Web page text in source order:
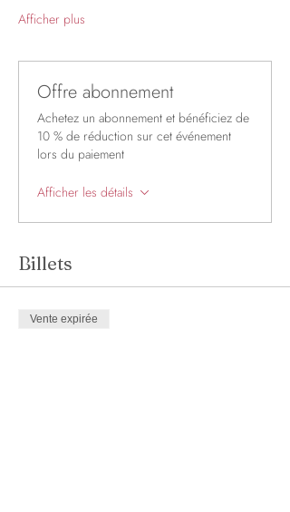
Afficher plus
Offre abonnement
Achetez un abonnement et bénéficiez de
10 % de réduction sur cet événement
lors du paiement
Afficher les détails
Billets
Vente expirée